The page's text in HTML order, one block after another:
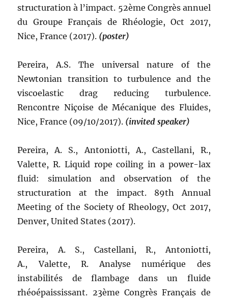
structuration à l’impact. 52ème Congrès annuel
du Groupe Français de Rhéologie, Oct 2017,
Nice, France (2017). (poster)
Pereira, A.S. The universal nature of the
Newtonian transition to turbulence and the
viscoelastic drag reducing turbulence.
Rencontre Niçoise de Mécanique des Fluides,
Nice, France (09/10/2017). (invited speaker)
Pereira, A. S., Antoniotti, A., Castellani, R.,
Valette, R. Liquid rope coiling in a power-lax
fluid: simulation and observation of the
structuration at the impact. 89th Annual
Meeting of the Society of Rheology, Oct 2017,
Denver, United States (2017).
Pereira, A. S., Castellani, R., Antoniotti,
A., Valette, R. Analyse numérique des
instabilités de flambage dans un fluide
rhéoépaississant. 23ème Congrès Français de